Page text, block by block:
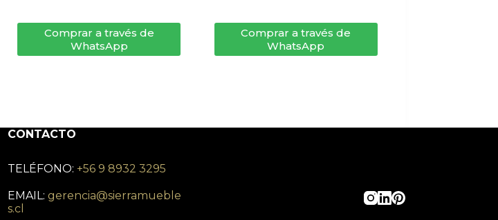
Comprar a través de
WhatsApp
Comprar a través de
WhatsApp
CONTACTO
TELÉFONO: +56 9 8932 3295
EMAIL: gerencia@sierramueble
s.cl